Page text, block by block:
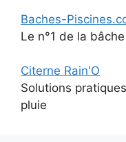
Baches-
Le n°1 de la
Citerne Rain'O
Solutions
pluie